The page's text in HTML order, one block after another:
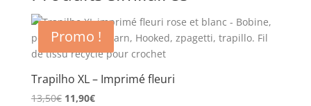
Promo !
Trapilho XL – Imprimé fleuri
13,50€ Le
11,90€Le